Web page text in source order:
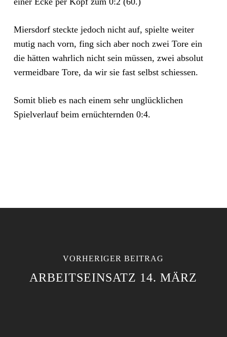
Miersdorf steckte jedoch nicht auf, spielte weiter
mutig nach vorn, fing sich aber noch zwei Tore ein
die hätten wahrlich nicht sein müssen, zwei absolut
vermeidbare Tore, da wir sie fast selbst schiessen.
Somit blieb es nach einem sehr unglücklichen
Spielverlauf beim ernüchternden 0:4.
VORHERIGER BEITRAG
ARBEITSEINSATZ 14. MÄRZ